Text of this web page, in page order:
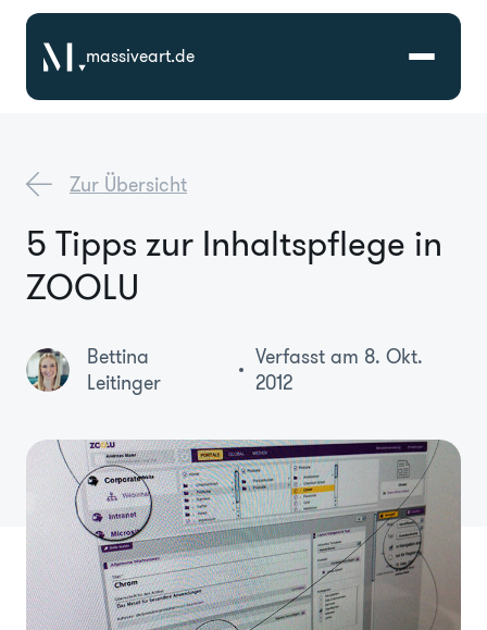
massiveart.de
Referenzen
Branchen
Über Uns
Zur Übersicht
5 Tipps zur Inhaltspflege in
ZOOLU
Bettina
Leitinger
Verfasst am 8. Okt.
2012